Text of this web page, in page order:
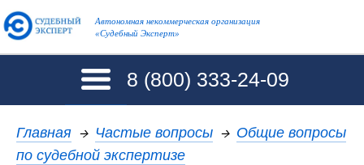
Автономная некоммерческая организация
«Судебный Эксперт»
8 (800) 333-24-09
Главная → Частые вопросы → Общие вопросы
по судебной экспертизе